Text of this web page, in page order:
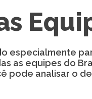
especialmente
as equipes do
pode analisar o